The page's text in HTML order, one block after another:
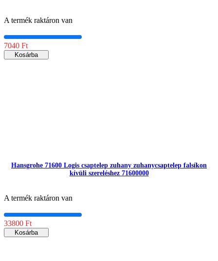
A termék raktáron van
7040 Ft
Kosárba
Hansgrohe 71600 Logis csaptelep zuhany zuhanycsaptelep falsíkon
kívüli szereléshez 71600000
A termék raktáron van
33800 Ft
Kosárba